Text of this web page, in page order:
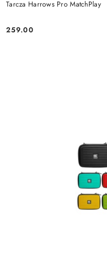
Tarcza Harrows Pro MatchPlay
Cena:
259.00